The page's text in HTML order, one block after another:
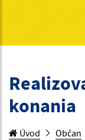
konania
Úvod Občan